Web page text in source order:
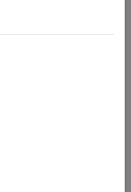
pin map.
Black hardware.